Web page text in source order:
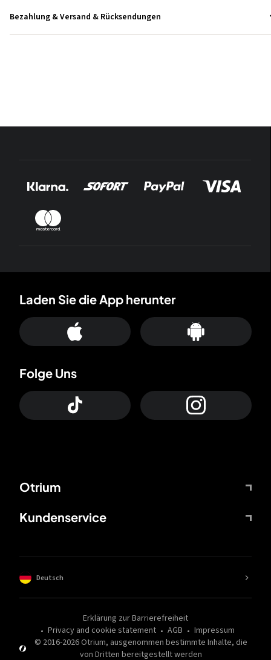
Bezahlung & Versand & Rücksendungen
Otrium
Kundenservice
Laden Sie die App herunter
Folge Uns
© 2016-2026Otrium, ausgenommen bestimmte Inhalte, die
von Dritten bereitgestellt werden
Erklärung zur Barrierefreiheit
Privacy and cookie statement
AGB Impressum
Deutsch